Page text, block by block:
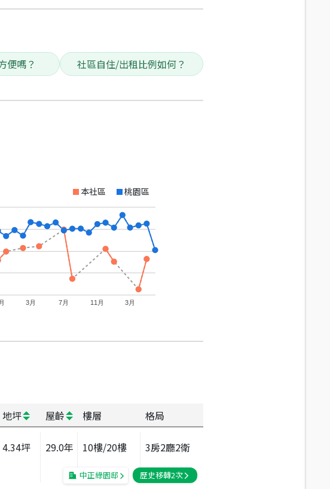
便嗎？ 社區自住/出租比例如何？
本社區 桃園區
3月 7月 11月 3月
地坪 屋齡 樓層 格局
4.34坪 29.0年 10樓/20樓 3房2廳2衛
中正綠園邸 歷史移轉2次